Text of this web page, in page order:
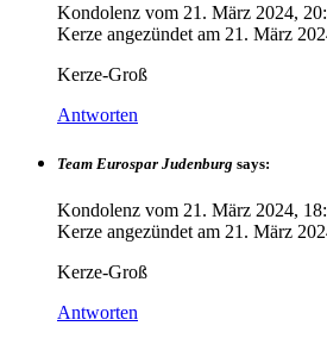
Kondolenz vom 21. März 2024,
Kerze angezündet am 21. März
Kerze-Groß
Antworten
Team Eurospar Judenburg says:
Kondolenz vom 21. März 2024,
Kerze angezündet am 21. März
Kerze-Groß
Antworten